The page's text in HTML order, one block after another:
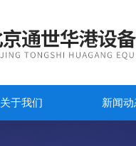
关于我们 新闻动